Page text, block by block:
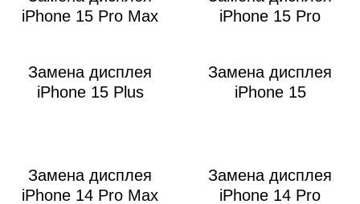
iPhone 15 Pro Max
iPhone 15 Pro
Замена дисплея
iPhone 15 Plus
Замена дисплея
iPhone 15
Замена дисплея
iPhone 14 Pro Max
Замена дисплея
iPhone 14 Pro